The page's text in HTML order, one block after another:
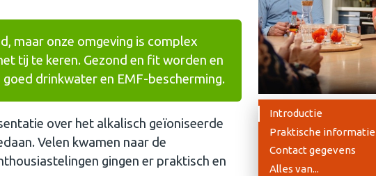
maar onze omgeving is complex
tij te keren. Gezond en fit worden en
drinkwater en EMF-bescherming.
over het alkalisch geïoniseerde
Velen kwamen naar de
gingen er praktisch en
Introductie
Praktische informatie
Contact gegevens
Alles van...